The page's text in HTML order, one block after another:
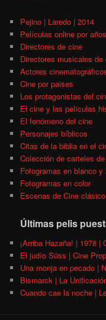
Pejino | Laredo | 2014
Películas online por años
Directores de cine
Directores musicales de
Actores
Cine por paises
Los protagonistas del
El cine y las películas
El fenómeno del cine
Personajes bíblicos
Citas de la biblia en el
Colección de carteles
Fotogramas en blanco y
Fotogramas en color
Escenas de Cine clásico
Últimas pelis
¡Arriba Hazaña! | 1978 |
El judío Süss | Cine
Una monja en pecado |
Bismarck | La
Cuando cae la noche |